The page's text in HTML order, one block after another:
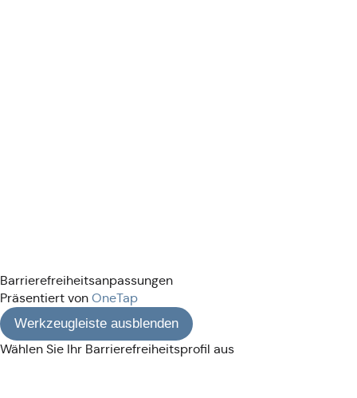
Barrierefreiheitsanpassungen
Präsentiert von OneTap
Werkzeugleiste ausblenden
Wählen Sie Ihr Barrierefreiheitsprofil aus